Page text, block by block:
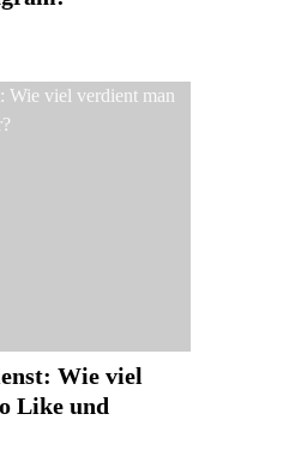
Wie viel
Like und